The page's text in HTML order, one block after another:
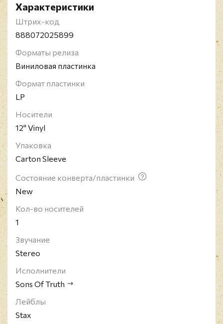
стиле фанк-джаз-соул, в текстах песен затронуты
религиозные темы.
Характеристики
Штрих-код
888072025899
Форматы релиза
Виниловая пластинка
Формат пластинки
LP
Носители
12" Vinyl
Упаковка
Carton Sleeve
Состояние конверта/пластинки
New
Кол-во носителей
1
Звучание
Stereo
Исполнители
Sons Of Truth
Лейблы
Stax